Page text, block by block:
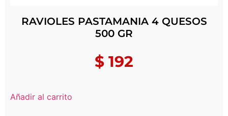
RAVIOLES PASTAMANIA 4 QUESOS
500 GR
$ 192
Añadir al carrito